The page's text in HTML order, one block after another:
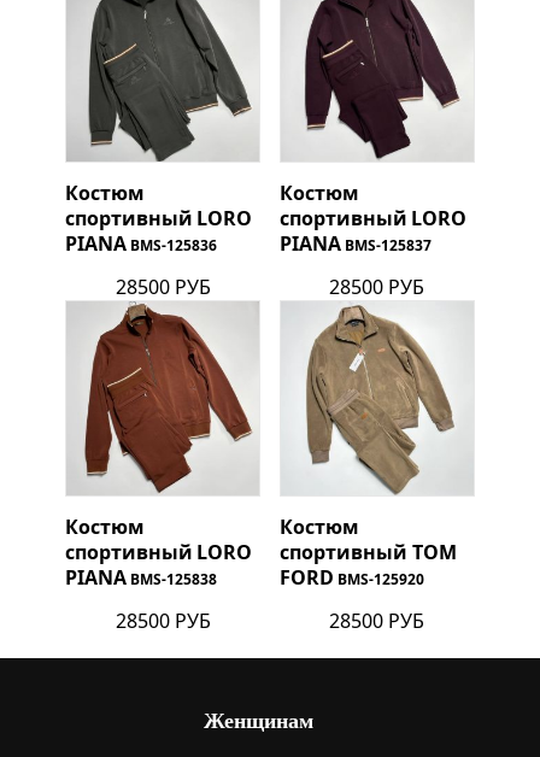
Костюм
спортивный LORO
PIANA BMS-125836
28500 РУБ
Костюм
спортивный LORO
PIANA BMS-125837
28500 РУБ
Костюм
спортивный LORO
PIANA BMS-125838
28500 РУБ
Костюм
спортивный TOM
FORD BMS-125920
28500 РУБ
Женщинам